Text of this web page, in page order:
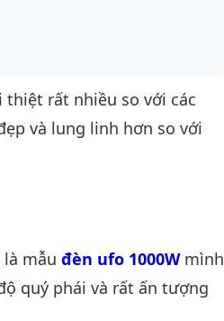
rất nhiều so với các
và lung linh hơn so với
mẫu đèn ufo 1000Wmình
quý phái và rất ấn tượng